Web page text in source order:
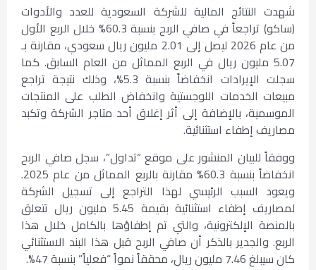
شهدت النتائج المالية للشركة السعودية للعدد والأدوات
(ساكو) تراجعاً في صافي الربح بنسبة 60.3% خلال الربع الأول
من عام 2026 ليصل إلى 2.01 مليون ريال سعودي، مقارنة بـ
5.07 مليون ريال في الربع المماثل من العام السابق. كما
سجلت الإيرادات انخفاضاً بنسبة 5.3%، وذلك نتيجة تراجع
مبيعات الخدمات اللوجستية وانخفاض الطلب على المنتجات
الموسمية، بالإضافة إلى أثر إغلاق أحد متاجر الشركة وتكبد
مصاريف إطفاء استثنائية.
ووفقاً للبيان المنشور على موقع “تداول”، سجل صافي الربح
انخفاضاً بنسبة 60.3% مقارنة بالربع المماثل من عام 2025.
ويعود السبب الرئيسي لهذا التراجع إلى تسجيل الشركة
لمصاريف إطفاء استثنائية بقيمة 5.45 مليون ريال تتعلق
بالمنصة الإلكترونية، والتي تم إطفاؤها بالكامل خلال هذا
الربع. والجدير بالذكر أن صافي الربح قبل هذا البند الاستثنائي
كان سيبلغ 7.46 مليون ريال، محققاً نمواً “فعلياً” بنسبة 47%.